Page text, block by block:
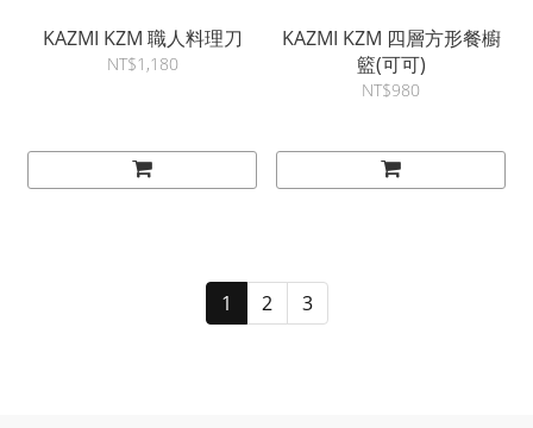
KAZMI KZM 職人料理刀
NT$1,180
KAZMI KZM 四層方形餐櫥
籃(可可)
NT$980
1 2 3